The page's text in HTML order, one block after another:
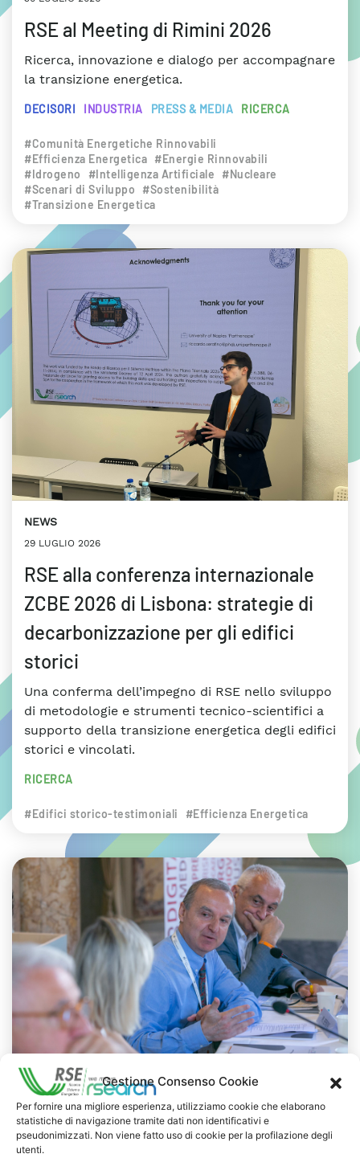
Gestione Consenso Cookie
Per fornire una migliore esperienza, utilizziamo cookie che elaborano
statistiche di navigazione tramite dati non identificativi e
pseudonimizzati. Non viene fatto uso di cookie per la profilazione degli
utenti.
RSE al Meeting di Rimini 2026
Ricerca, innovazione e dialogo per accompagnare
la transizione energetica.
DECISORI INDUSTRIA PRESS & MEDIA RICERCA
#Comunità Energetiche Rinnovabili
#Efficienza Energetica #Energie Rinnovabili
#Idrogeno
#Intelligenza Artificiale
#Nucleare
#Scenari di Sviluppo
#Sostenibilità
#Transizione Energetica
NEWS
29 LUGLIO 2026
RSE alla conferenza internazionale
ZCBE 2026 di Lisbona: strategie di
decarbonizzazione per gli edifici
storici
Una conferma dell’impegno di RSE nello sviluppo
di metodologie e strumenti tecnico-scientifici a
supporto della transizione energetica degli edifici
storici e vincolati.
RICERCA
#Edifici storico-testimoniali #Efficienza Energetica
NEWS
29 LUGLIO 2026